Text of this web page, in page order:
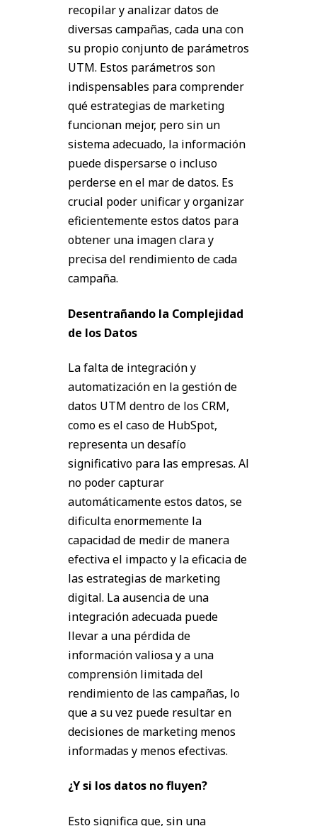
recopilar y analizar datos de
diversas campañas, cada una con
su propio conjunto de parámetros
UTM. Estos parámetros son
indispensables para comprender
qué estrategias de marketing
funcionan mejor, pero sin un
sistema adecuado, la información
puede dispersarse o incluso
perderse en el mar de datos. Es
crucial poder unificar y organizar
eficientemente estos datos para
obtener una imagen clara y
precisa del rendimiento de cada
campaña.
Desentrañando la Complejidad
de los Datos
La falta de integración y
automatización en la gestión de
datos UTM dentro de los CRM,
como es el caso de HubSpot,
representa un desafío
significativo para las empresas. Al
no poder capturar
automáticamente estos datos, se
dificulta enormemente la
capacidad de medir de manera
efectiva el impacto y la eficacia de
las estrategias de marketing
digital. La ausencia de una
integración adecuada puede
llevar a una pérdida de
información valiosa y a una
comprensión limitada del
rendimiento de las campañas, lo
que a su vez puede resultar en
decisiones de marketing menos
informadas y menos efectivas.
¿Y si los datos no fluyen?
Esto significa que, sin una